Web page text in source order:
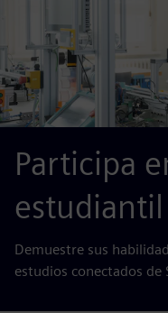
Participa
Demuestre sus
estudios conectados de